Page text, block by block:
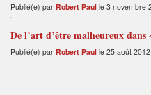
Publié(e) par Robert Paul le 3 novembre
De l’art d’être malheureux
Publié(e) par Robert Paul le 25 août